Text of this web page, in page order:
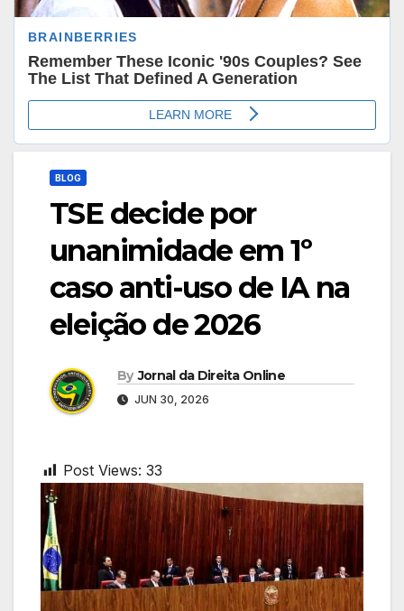
BLOG
TSE decide por
unanimidade em 1º
caso anti-uso de IA na
eleição de 2026
By Jornal da Direita Online
JUN 30, 2026
Post Views: 33